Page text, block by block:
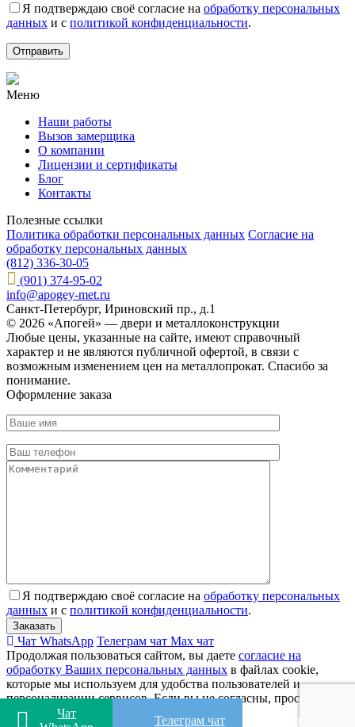
Я подтверждаю своё согласие на обработку персональных
данных и с политикой конфиденциальности.
Меню
Наши работы
Вызов замерщика
О компании
Лицензии и сертификаты
Блог
Контакты
Полезные ссылки
Политика обработки персональных данных Согласие на
обработку персональных данных
(812) 336-30-05
(901) 374-95-02
info@apogey-met.ru
Санкт-Петербург, Ириновский пр., д.1
© 2026 «Апогей» — двери и металлоконструкции
Любые цены, указанные на сайте, имеют справочный
характер и не являются публичной офертой, в связи с
возможным изменением цен на металлопрокат. Спасибо за
понимание.
Оформление заказа
Я подтверждаю своё согласие на обработку персональных
данных и с политикой конфиденциальности.
Чат
Телеграм чат Max чат
Чат WhatsApp Телеграм чат Max чат
Продолжая пользоваться сайтом, вы даете согласие на
обработку Ваших персональных данных в файлах cookie,
которые мы используем для удобства пользователей и
персонализации сервисов. Если вы не согласны, просим вас
покинуть сайт.